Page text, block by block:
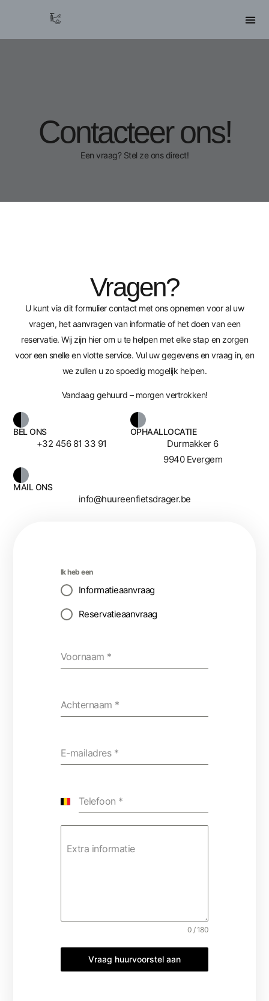
Contacteer ons!
Een vraag? Stel ze ons direct!
Vragen?
U kunt via dit formulier contact met ons opnemen voor al uw
vragen, het aanvragen van informatie of het doen van een
reservatie. Wij zijn hier om u te helpen met elke stap en zorgen
voor een snelle en vlotte service. Vul uw gegevens en vraag in, en
we zullen u zo spoedig mogelijk helpen.
Vandaag gehuurd – morgen vertrokken!
BEL ONS
+32 456 81 33 91
OPHAALLOCATIE
Durmakker 6
9940 Evergem
MAIL ONS
info@huureenfietsdrager.be
Ik heb een
Informatieaanvraag
Reservatieaanvraag
Voornaam *
Achternaam *
E-mailadres *
Telefoon *
Belgium
Extra informatie
0 / 180
Vraag huurvoorstel aan